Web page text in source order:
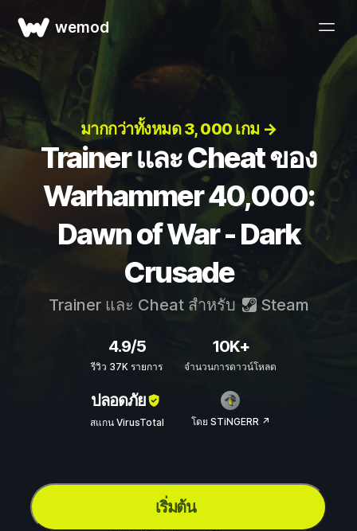
wemod
มากกว่าทั้งหมด 3, 000 เกม →
Trainer และ Cheat ของ
Warhammer 40,000:
Dawn of War - Dark
Crusade
Trainer และ Cheat สำหรับ Steam
4.9/5
รีวิว 37K รายการ
10K+
จำนวนการดาวน์โหลด
ปลอดภัย
สแกน VirusTotal โดย STiNGERR ↗
เริ่มต้น